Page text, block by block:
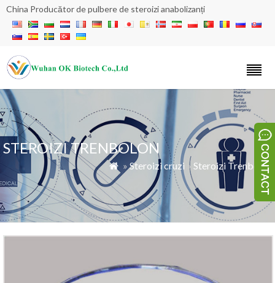
China Producător de pulbere de steroizi anabolizanți
STEROIZI TRENBOLON
 »Steroizi cruzi » Steroizi Trenbolon